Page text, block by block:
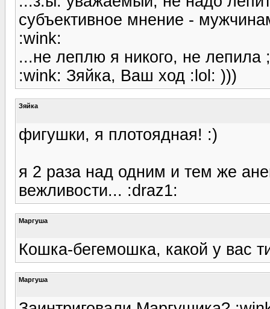
субъективное мнение -
:wink:
...не леплю я никого, не
:wink: Зяйка, Ваш ход :lol: )))
Зяйка
фигушки, я плотоядная! :)
я 2 раза над одним и тем же
вежливости... :draz1:
Маргуша
Кошка-бегемошка, какой у вас
Маргуша